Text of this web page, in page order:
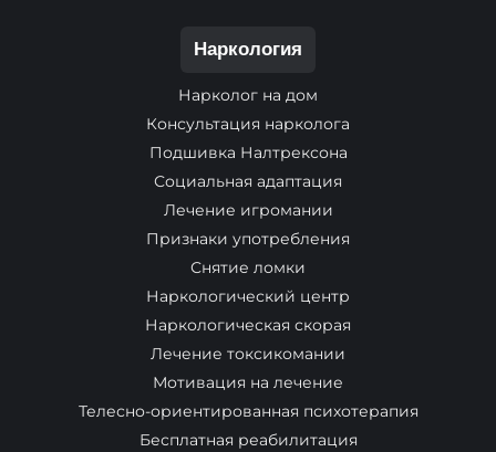
Наркология
Нарколог на дом
Консультация нарколога
Подшивка Налтрексона
Социальная адаптация
Лечение игромании
Признаки употребления
Снятие ломки
Наркологический центр
Наркологическая скорая
Лечение токсикомании
Мотивация на лечение
Телесно-ориентированная психотерапия
Бесплатная реабилитация